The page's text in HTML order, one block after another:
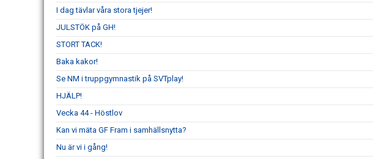
I dag tävlar våra stora tjejer!
JULSTÖK på GH!
STORT TACK!
Baka kakor!
Se NM i truppgymnastik på SVTplay!
HJÄLP!
Vecka 44 - Höstlov
Kan vi mäta GF Fram i samhällsnytta?
Nu är vi i gång!